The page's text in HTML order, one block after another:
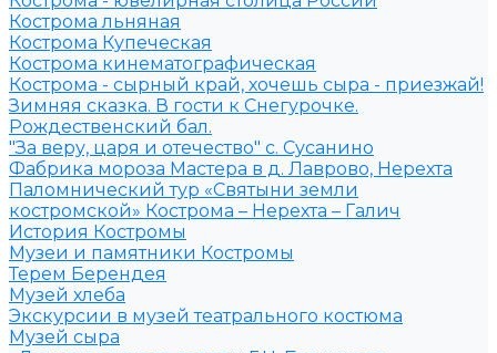
Кострома льняная
Кострома Купеческая
Кострома кинематографическая
Кострома - сырный край, хочешь сыра - приезжай!
Зимняя сказка. В гости к Снегурочке.
Рождественский бал.
"За веру, царя и отечество" с. Сусанино
Фабрика мороза Мастера в д. Лаврово, Нерехта
Паломнический тур «Святыни земли
костромской» Кострома – Нерехта – Галич
История Костромы
Музеи и памятники Костромы
Терем Берендея
Музей хлеба
Экскурсии в музей театрального костюма
Музей сыра